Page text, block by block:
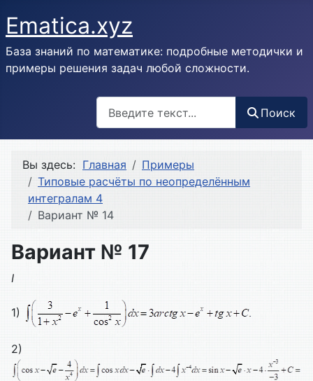
Ematica.xyz
База знаний по математике: подробные методички и
примеры решения задач любой сложности.
Поиск
Вы здесь: Главная
Примеры
Типовые расчёты по неопределённым
интегралам 4
Вариант № 14
Вариант № 17
I
1)
2)